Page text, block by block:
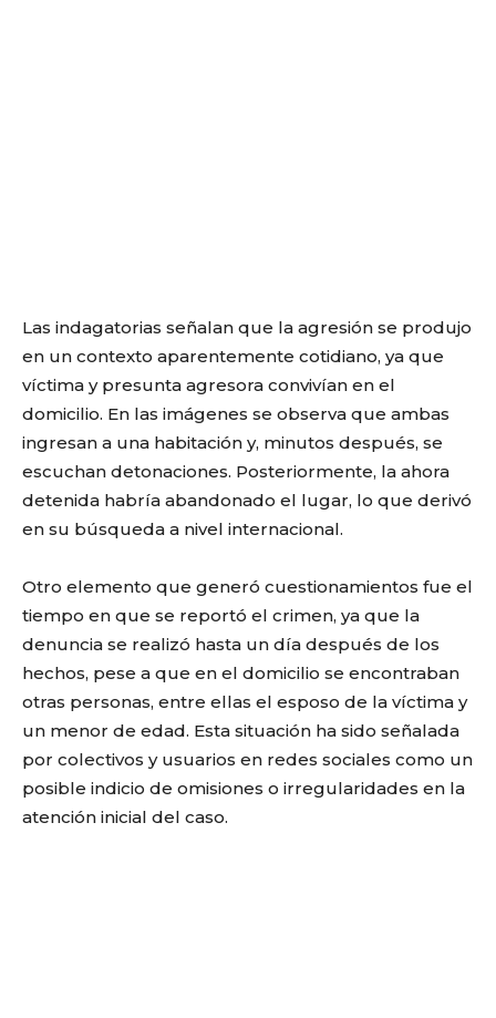
Las indagatorias señalan que la agresión se produjo
en un contexto aparentemente cotidiano, ya que
víctima y presunta agresora convivían en el
domicilio. En las imágenes se observa que ambas
ingresan a una habitación y, minutos después, se
escuchan detonaciones. Posteriormente, la ahora
detenida habría abandonado el lugar, lo que derivó
en su búsqueda a nivel internacional.
Otro elemento que generó cuestionamientos fue el
tiempo en que se reportó el crimen, ya que la
denuncia se realizó hasta un día después de los
hechos, pese a que en el domicilio se encontraban
otras personas, entre ellas el esposo de la víctima y
un menor de edad. Esta situación ha sido señalada
por colectivos y usuarios en redes sociales como un
posible indicio de omisiones o irregularidades en la
atención inicial del caso.